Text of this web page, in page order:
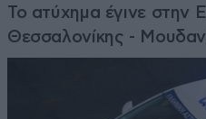
Το ατύχημα έγινε στην
Θεσσαλονίκης -